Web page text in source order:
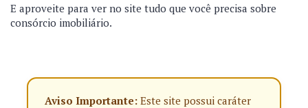
E aproveite para ver no site tudo que você precisa sobre
consórcio imobiliário.
Aviso Importante: Este site possui caráter